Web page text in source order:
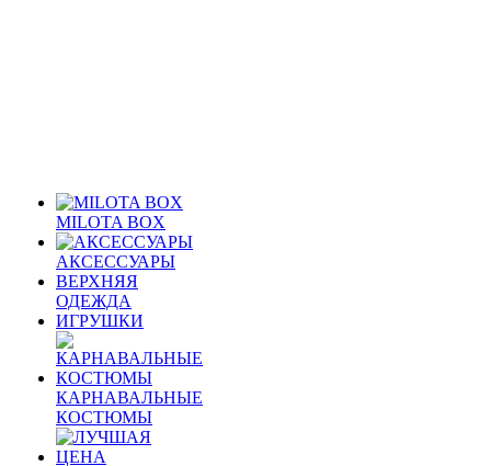
MILOTA BOX
АКСЕССУАРЫ
ВЕРХНЯЯ
ОДЕЖДА
ИГРУШКИ
КАРНАВАЛЬНЫЕ
КОСТЮМЫ